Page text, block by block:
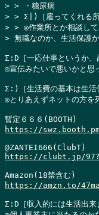
> > ・糖尿病
> > Σ|)［雇ってくれる所
> > ◎作業所とか相談して
> 無職なのか、生活保護
Σ:D［一応仕事というか、
◎宣伝みたいで悪いかと思
Σ:)［生活費の基本は生活
◎とりあえずネットの方を
https://
https://clubt.jp/
https://amzn.to/
Σ:D［収入的には生活出来